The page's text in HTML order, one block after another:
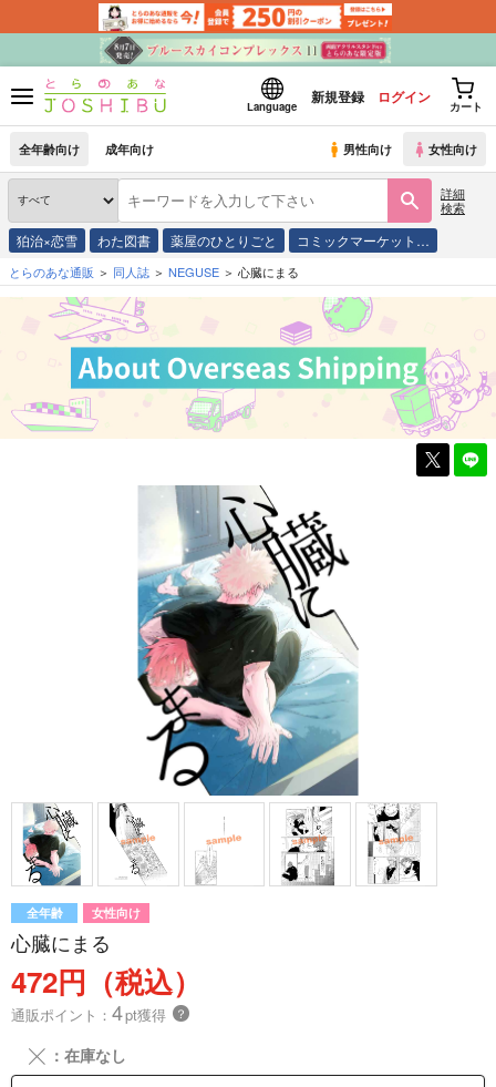
Language
新規登録 ログイン
カート
全年齢向け 成年向け 男性向け 女性向け
詳細
検索
狛治×恋雪 わた図書 薬屋のひとりごと コミックマーケット…
とらのあな通販 同人誌 NEGUSE 心臓にまる
全年齢 女性向け
心臓にまる
472円（税込）
通販ポイント： 4pt獲得 ？
╳ ：在庫なし